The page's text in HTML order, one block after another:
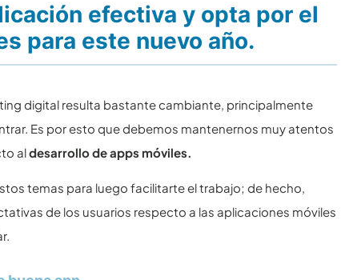
efectiva y opta por el
para este nuevo año.
digital resulta bastante cambiante, principalmente
Es por esto que debemos mantenernos muy atentos
aldesarrollo de apps móviles.
temas para luego facilitarte el trabajo; de hecho,
de los usuarios respecto a las aplicaciones móviles